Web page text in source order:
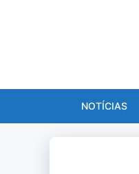
NOTÍCIAS